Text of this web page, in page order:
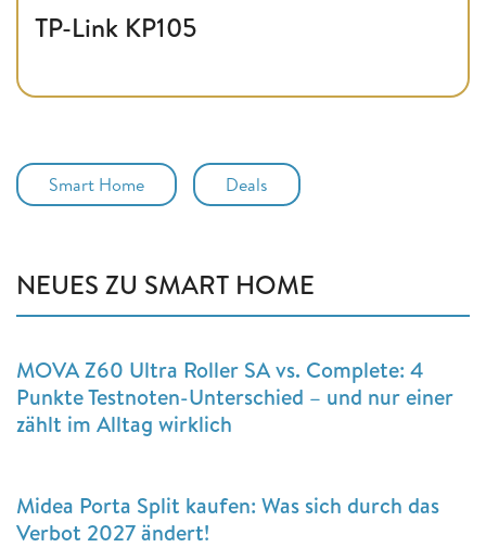
TP-Link KP105
Smart Home Deals
NEUES ZU SMART HOME
MOVA Z60 Ultra Roller SA vs. Complete: 4
Punkte Testnoten-Unterschied – und nur einer
zählt im Alltag wirklich
Midea Porta Split kaufen: Was sich durch das
Verbot 2027 ändert!